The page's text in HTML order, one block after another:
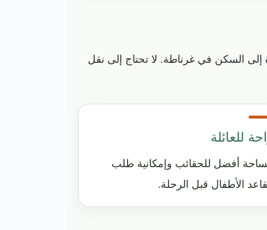
إلى السكن في غرناطة. لا تحتاج إلى نقل
للعائلة
أفضل للحقائب وإمكانية طلب
الأطفال قبل الرحلة.